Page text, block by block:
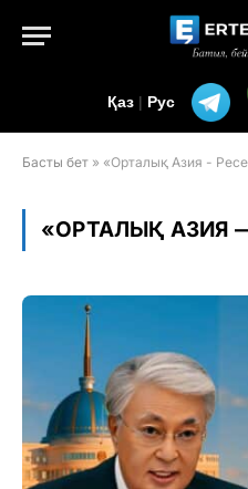
Қаз | Рус
Басты бет » «Орталық Азия -
«ОРТАЛЫҚ АЗИЯ